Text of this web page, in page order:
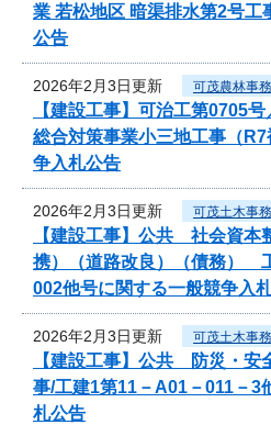
業 若松地区 暗渠排水第2号工
公告
2026年2月3日更新 可茂農林事
【建設工事】可治工第0705
総合対策事業小三地工事（
争入札公告
2026年2月3日更新 可茂土木事
【建設工事】公共 社会資本
携）（道路改良）（債務）
002他号に関する一般競争入
2026年2月3日更新 可茂土木事
【建設工事】公共 防災・
事/工建1第11－A01－011－3
札公告